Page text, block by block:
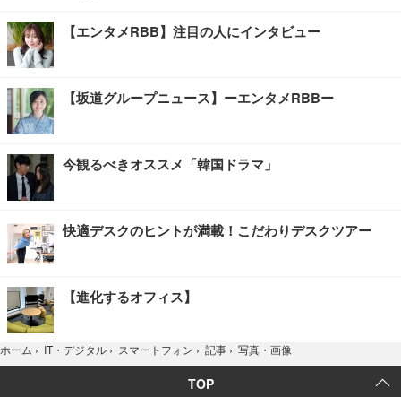
【エンタメRBB】注目の人にインタビュー
【坂道グループニュース】ーエンタメRBBー
今観るべきオススメ「韓国ドラマ」
快適デスクのヒントが満載！こだわりデスクツアー
【進化するオフィス】
ホーム › IT・デジタル › スマートフォン › 記事 › 写真・画像
TOP